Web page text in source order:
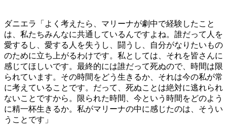
ダニエラ「よく考えたら、マリーナが劇中で経験したこと
は、私たちみんなに共通しているんですよね。誰だって人を
愛するし、愛する人を失うし、闘うし、自分がなりたいもの
のために立ち上がるわけです。私としては、それを皆さんに
感じてほしいです。最終的には誰だって死ぬので、時間は限
られています。その時間をどう生きるか、それは今の私が常
に考えていることです。だって、死ぬことは絶対に逃れられ
ないことですから。限られた時間、今という時間をどのよう
に精一杯生きるか。私がマリーナの中に感じたのは、そうい
うことです」